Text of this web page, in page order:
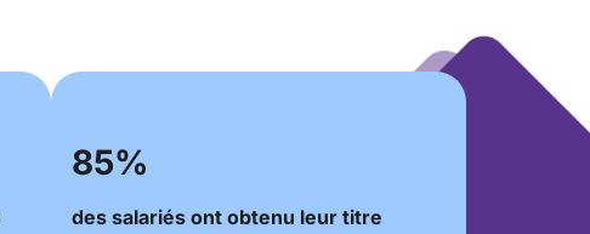
85%
des salariés ont obtenu leur titre